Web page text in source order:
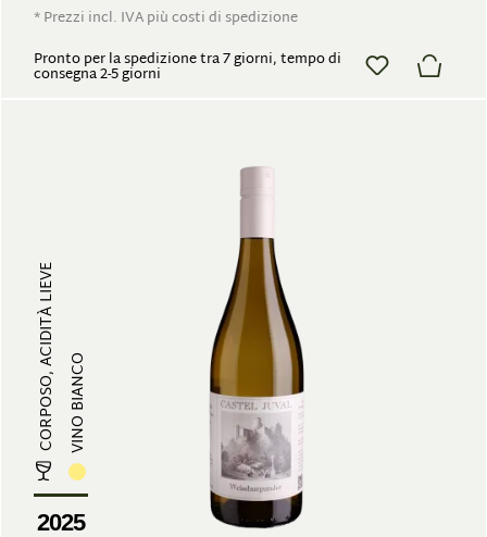
* Prezzi incl. IVA più costi di spedizione
Pronto per la spedizione tra 7 giorni, tempo di
consegna 2-5 giorni
CORPOSO, ACIDITÀ LIEVEVINO BIANCO
2025